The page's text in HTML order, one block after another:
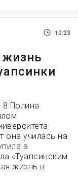
10:23
жизнь
Полина
она училась на
в
«Туапсинским
жизнь в